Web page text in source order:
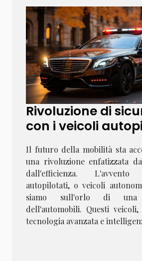
Rivoluzione di
con i veicoli
Il futuro della mobilità sta
una rivoluzione enfatizzata
dall'efficienza.
autopilotati, o veicoli
siamo sull'orlo di
dell'automobili. Questi
tecnologia avanzata e